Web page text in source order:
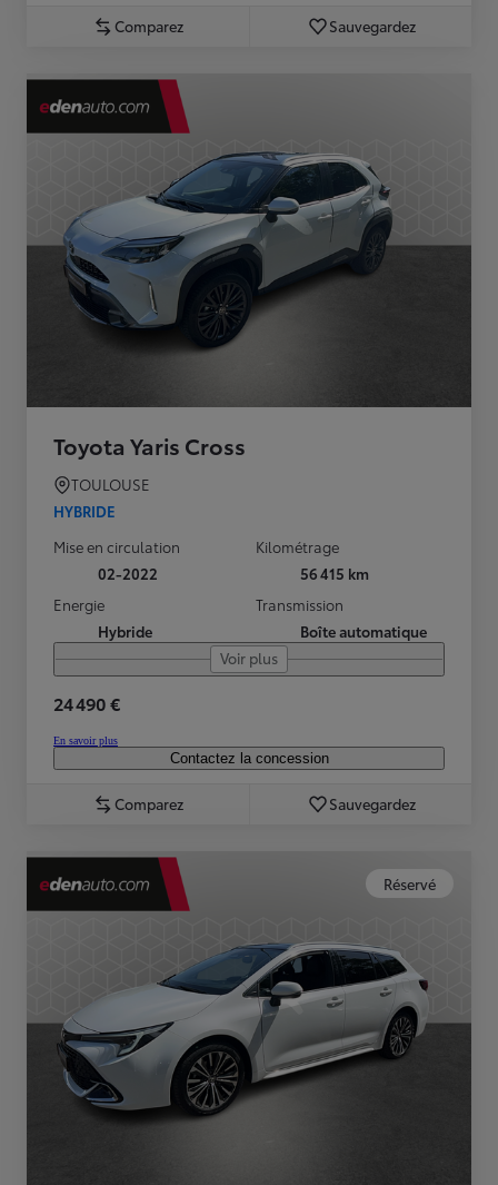
Comparez Sauvegardez
Toyota Yaris Cross
TOULOUSE
HYBRIDE
Mise en circulation
02-2022
Kilométrage
56 415 km
Energie
Hybride
Transmission
Boîte automatique
Voir plus
24 490 €
En savoir plus
Contactez la concession
Comparez Sauvegardez
Réservé